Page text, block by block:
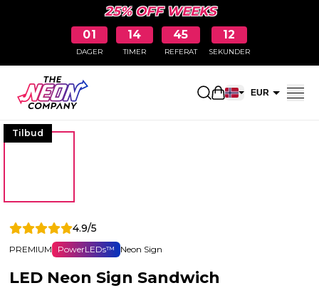
25% OFF WEEKS
01
DAGER
14
TIMER
45
REFERAT
11
SEKUNDER
Åpne EUR
Tilbud
4.9/5
PREMIUM PowerLEDs™ Neon Sign
LED Neon Sign Sandwich